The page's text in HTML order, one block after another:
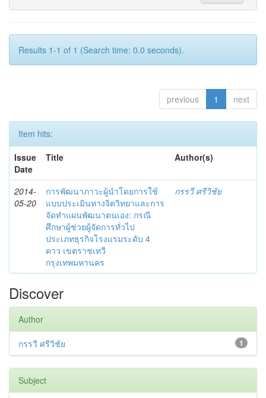
Results 1-1 of 1 (Search time: 0.0 seconds).
previous 1 next
Item hits:
Issue
Date
Title Author(s)
2014-
05-20
การพัฒนาภาวะผู้นำโดยการใช้
แบบประเมินทางจิตวิทยาและการ
จัดทำแผนพัฒนาตนเอง: กรณี
ศึกษาผู้ช่วยผู้จัดการทั่วไป
ประเภทธุรกิจโรงแรมระดับ 4
ดาว เขตราชเทวี
กรุงเทพมหานคร
กรรวี ศรีวิชัย
Discover
Author
1
กรรวี ศรีวิชัย
Subject